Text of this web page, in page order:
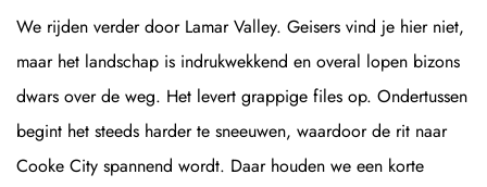
We rijden verder door Lamar Valley. Geisers vind je hier niet,
maar het landschap is indrukwekkend en overal lopen bizons
dwars over de weg. Het levert grappige files op. Ondertussen
begint het steeds harder te sneeuwen, waardoor de rit naar
Cooke City spannend wordt. Daar houden we een korte